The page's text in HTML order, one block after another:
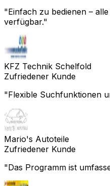
"Einfach zu bedienen –
verfügbar."
KFZ Technik Schelfold
Zufriedener Kunde
"Flexible Suchfunktionen
Mario's Autoteile
Zufriedener Kunde
"Das Programm ist